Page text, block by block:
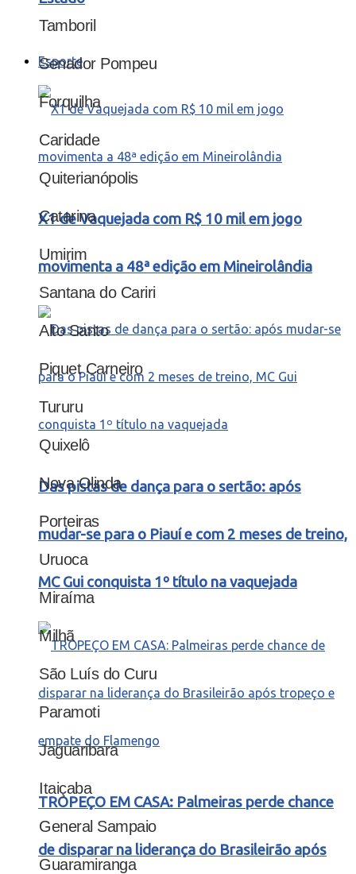
Esporte
X1 de Vaquejada com R$ 10 mil em jogo
movimenta a 48ª edição em Mineirolândia
Das pistas de dança para o sertão: após
mudar-se para o Piauí e com 2 meses de treino,
MC Gui conquista 1º título na vaquejada
TROPEÇO EM CASA: Palmeiras perde chance
de disparar na liderança do Brasileirão após
Tamboril
Senador Pompeu
Forquilha
Caridade
Quiterianópolis
Catarina
Umirim
Santana do Cariri
Alto Santo
Piquet Carneiro
Tururu
Quixelô
Nova Olinda
Porteiras
Uruoca
Miraíma
Milhã
São Luís do Curu
Paramoti
Jaguaribara
Itaiçaba
General Sampaio
Guaramiranga